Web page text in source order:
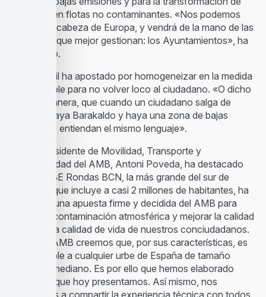
las flotas en flotas no contaminantes. «Nos podemos
poner a la cabeza de Europa, y vendrá de la mano de las
Entidades que mejor gestionan: los Ayuntamientos», ha
remarcado.
Alfonso Gil ha apostado por homogeneizar en la medida
de lo posible para no volver loco al ciudadano. «O dicho
de otra manera, que cuando un ciudadano salga de
Bilbao y vaya Barakaldo y haya una zona de bajas
emisiones, entiendan el mismo lenguaje».
El Vicepresidente de Movilidad, Transporte y
Sostenibilidad del AMB, Antoni Poveda, ha destacado
que «la ZBE Rondas BCN, la más grande del sur de
Europa y que incluye a casi 2 millones de habitantes, ha
supuesto una apuesta firme y decidida del AMB para
reducir la contaminación atmosférica y mejorar la calidad
del aire y la calidad de vida de nuestros conciudadanos.
Desde el AMB creemos que, por sus características, es
extrapolable a cualquier urbe de España de tamaño
grande o mediano. Es por ello que hemos elaborado
esta Guía que hoy presentamos. Así mismo, nos